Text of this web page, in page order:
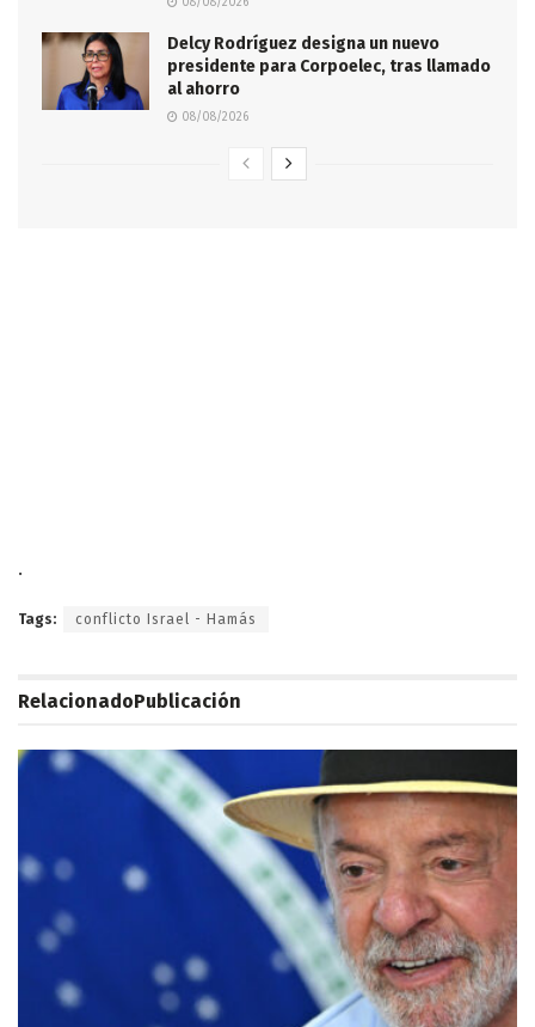
Delcy Rodríguez designa un nuevo
presidente para Corpoelec, tras llamado
al ahorro
08/08/2026
.
Tags: conflicto Israel - Hamás
RelacionadoPublicación